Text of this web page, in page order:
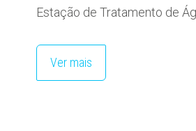
Estação de Tratamento de
Ver mais